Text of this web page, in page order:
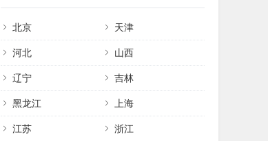
北京 天津
河北 山西
辽宁 吉林
黑龙江 上海
江苏 浙江